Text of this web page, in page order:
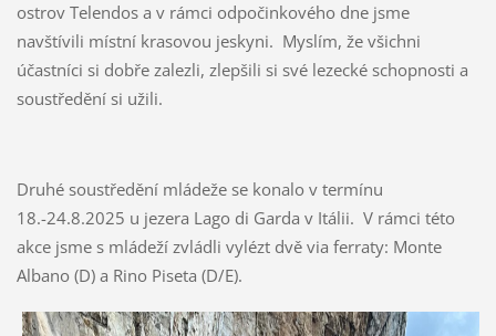
ostrov Telendos a v rámci odpočinkového dne jsme
navštívili místní krasovou jeskyni. Myslím, že všichni
účastníci si dobře zalezli, zlepšili si své lezecké schopnosti a
soustředění si užili.
Druhé soustředění mládeže se konalo v termínu
18.-24.8.2025 u jezera Lago di Garda v Itálii. V rámci této
akce jsme s mládeží zvládli vylézt dvě via ferraty: Monte
Albano (D) a Rino Piseta (D/E).